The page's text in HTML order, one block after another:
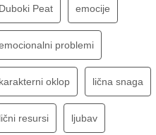
Duboki Peat emocije
problemi
karakterni oklop lična snaga
lični resursi ljubav